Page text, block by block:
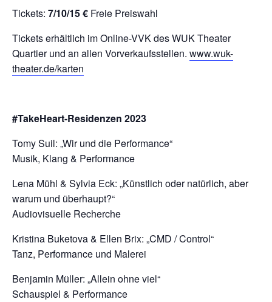
Tickets: 7/10/15 € Freie Preiswahl
Tickets erhältlich im Online-VVK des WUK Theater
Quartier und an allen Vorverkaufsstellen. www.wuk-
theater.de/karten
#TakeHeart-Residenzen 2023
Tomy Suil: „Wir und die Performance“
Musik, Klang & Performance
Lena Mühl & Sylvia Eck: „Künstlich oder natürlich, aber
warum und überhaupt?“
Audiovisuelle Recherche
Kristina Buketova & Ellen Brix: „CMD / Control“
Tanz, Performance und Malerei
Benjamin Müller: „Allein ohne viel“
Schauspiel & Performance